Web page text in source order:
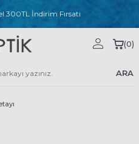
300TL İndirim Fırsatı
ARA
(0)